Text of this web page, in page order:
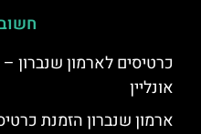
כרטיסים לארמון שנברון
אונליין
ארמון שנברון הזמנת